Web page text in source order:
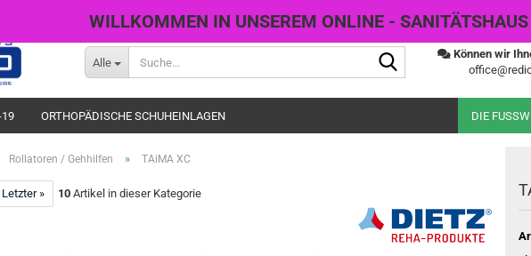
Alle
Suche...
Können wir
WILLKOMMEN IN UNSEREM ONLINE - SANITÄTSHAUS
19 ORTHOPÄDISCHE SCHUHEINLAGEN DIE
Rollatoren / Gehhilfen » TAiMA XC
Letzter » 10 Artikel in dieser Kategorie